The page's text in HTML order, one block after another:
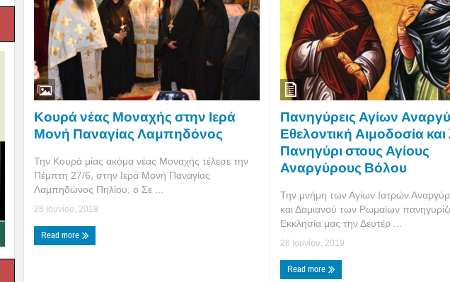
Κουρά νέας Μοναχής στην Ιερά
Μονή Παναγίας Λαμπηδόνος
Την Κουρά μίας ακόμα νέας Μοναχής τέλεσε την
Πέμπτη 27/6, στην Ιερά Μονή Παναγίας
Λαμπηδώνος Πηλίου, ο Σε ...
28 Ιουνίου, 2019
Read more
Πανηγύρεις Αγίων
Εθελοντική Αιμοδοσία και
Πανηγύρι στους Αγίους
Αναργύρους Βόλου
Την μνήμη των Αγίων Ιατρών
και Δαμιανού των Ρωμαίων
Εκκλησία μας την Δευτέρ ...
28 Ιουνίου, 2019
Read more